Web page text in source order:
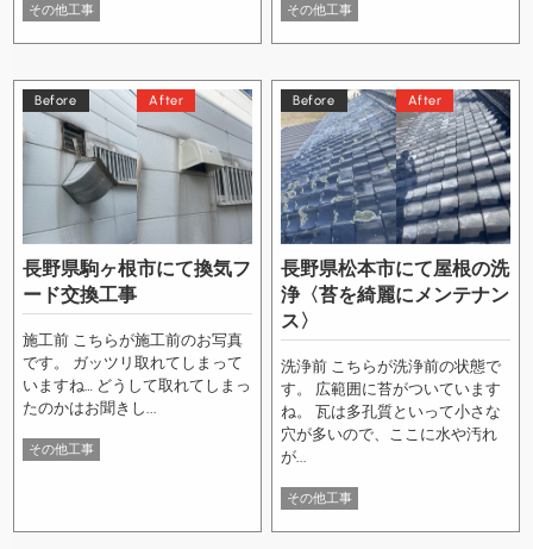
その他工事 その他工事
Before After
長野県駒ヶ根市にて換気フ
ード交換工事
施工前 こちらが施工前のお写真
です。 ガッツリ取れてしまって
いますね… どうして取れてしまっ
たのかはお聞きし...
その他工事
Before After
長野県松本市にて屋根の洗
浄〈苔を綺麗にメンテナン
ス〉
洗浄前 こちらが洗浄前の状態で
す。 広範囲に苔がついています
ね。 瓦は多孔質といって小さな
穴が多いので、ここに水や汚れ
が...
その他工事